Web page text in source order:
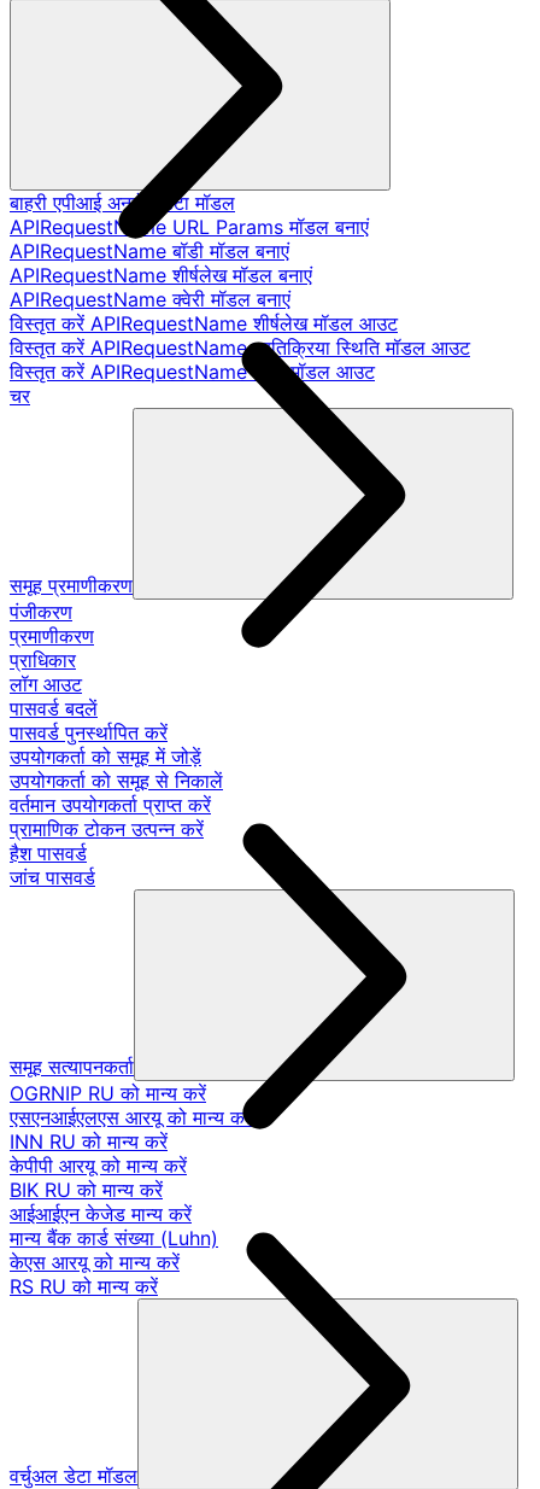
बाहरी एपीआई अनुरोध डेटा मॉडल
APIRequestName URL Params मॉडल बनाएं
APIRequestName बॉडी मॉडल बनाएं
APIRequestName शीर्षलेख मॉडल बनाएं
APIRequestName क्वेरी मॉडल बनाएं
विस्तृत करें APIRequestName शीर्षलेख मॉडल आउट
विस्तृत करें APIRequestName प्रतिक्रिया स्थिति मॉडल आउट
विस्तृत करें APIRequestName बॉडी मॉडल आउट
चर
समूह प्रमाणीकरण
पंजीकरण
प्रमाणीकरण
प्राधिकार
लॉग आउट
पासवर्ड बदलें
पासवर्ड पुनर्स्थापित करें
उपयोगकर्ता को समूह में जोड़ें
उपयोगकर्ता को समूह से निकालें
वर्तमान उपयोगकर्ता प्राप्त करें
प्रामाणिक टोकन उत्पन्न करें
हैश पासवर्ड
जांच पासवर्ड
समूह सत्यापनकर्ता
OGRNIP RU को मान्य करें
एसएनआईएलएस आरयू को मान्य करें
INN RU को मान्य करें
केपीपी आरयू को मान्य करें
BIK RU को मान्य करें
आईआईएन केजेड मान्य करें
मान्य बैंक कार्ड संख्या (Luhn)
केएस आरयू को मान्य करें
RS RU को मान्य करें
वर्चुअल डेटा मॉडल